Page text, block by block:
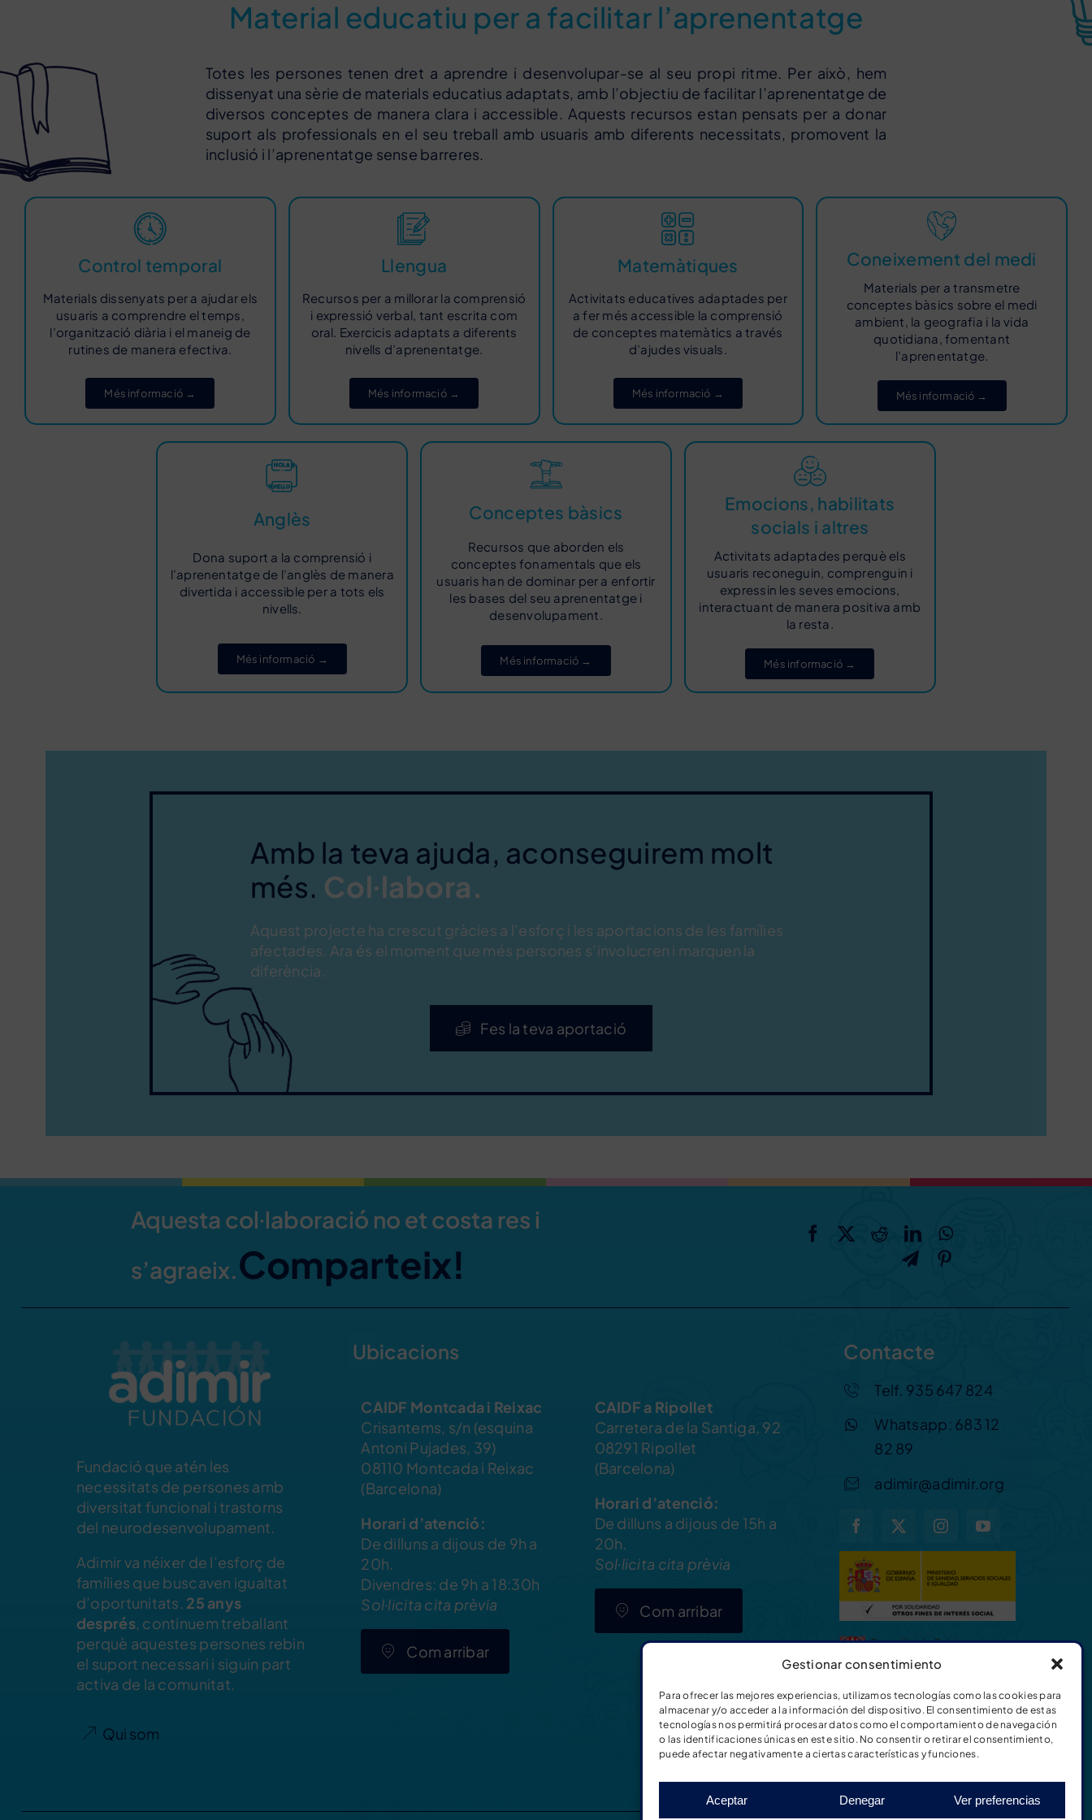
Gestionar consentimiento
Para ofrecer las mejores experiencias, utilizamos tecnologías como las cookies para
almacenar y/o acceder a la información del dispositivo. El consentimiento de estas
tecnologías nos permitirá procesar datos como el comportamiento de navegación
o las identificaciones únicas en este sitio. No consentir o retirar el consentimiento,
puede afectar negativamente a ciertas características y funciones.
Aceptar Denegar Ver preferencias
Material educatiu per a facilitar l’aprenentatge
Totes les persones tenen dret a aprendre i desenvolupar-se al seu propi ritme. Per això, hem
dissenyat una sèrie de materials educatius adaptats, amb l’objectiu de facilitar l’aprenentatge de
diversos conceptes de manera clara i accessible. Aquests recursos estan pensats per a donar
suport als professionals en el seu treball amb usuaris amb diferents necessitats, promovent la
inclusió i l’aprenentatge sense barreres.
Control temporal
Materials dissenyats per a ajudar els
usuaris a comprendre el temps,
l’organització diària i el maneig de
rutines de manera efectiva.
Més informació →
Llengua
Recursos per a millorar la comprensió
i expressió verbal, tant escrita com
oral. Exercicis adaptats a diferents
nivells d’aprenentatge.
Més informació →
Matemàtiques
Activitats educatives adaptades per
a fer més accessible la comprensió
de conceptes matemàtics a través
d’ajudes visuals.
Més informació →
Coneixement del medi
Materials per a transmetre
conceptes bàsics sobre el medi
ambient, la geografia i la vida
quotidiana, fomentant
l’aprenentatge.
Més informació →
Anglès
Dona suport a la comprensió i
l’aprenentatge de l’anglès de manera
divertida i accessible per a tots els
nivells.
Més informació →
Conceptes bàsics
Recursos que aborden els
conceptes fonamentals que els
usuaris han de dominar per a enfortir
les bases del seu aprenentatge i
desenvolupament.
Més informació →
Emocions, habilitats
socials i altres
Activitats adaptades perquè els
usuaris reconeguin, comprenguin i
expressin les seves emocions,
interactuant de manera positiva amb
la resta.
Més informació →
Amb la teva ajuda, aconseguirem molt
més. Col·labora.
Aquest projecte ha crescut gràcies a l’esforç i les aportacions de les famílies
afectades. Ara és el moment que més persones s’involucren i marquen la
diferència.
Fes la teva aportació
Aquesta col·laboració no et costa res i
s’agraeix.Comparteix!
Fundació que atén les
necessitats de persones amb
diversitat funcional i trastorns
del neurodesenvolupament.
Adimir va néixer de l’esforç de
famílies que buscaven igualtat
d’oportunitats. 25 anys
després, continuem treballant
perquè aquestes persones rebin
el suport necessari i siguin part
activa de la comunitat.
Qui som
Ubicacions
CAIDF Montcada i Reixac
Crisantems, s/n (esquina
Antoni Pujades, 39)
08110 Montcada i Reixac
(Barcelona)
Horari d’atenció:
De dilluns a dijous de 9h a
20h.
Divendres: de 9h a 18:30h
Sol·licita cita prèvia
Com arribar
CAIDF a Ripollet
Carretera de la Santiga, 92
08291 Ripollet
(Barcelona)
Horari d’atenció:
De dilluns a dijous de 15h a
20h.
Sol·licita cita prèvia
Com arribar
Contacte
Telf. 935 647 824
Whatsapp: 683 12
82 89
adimir@adimir.org